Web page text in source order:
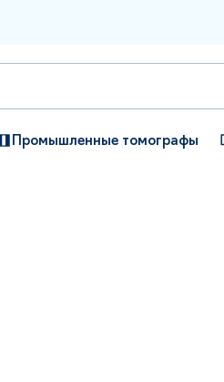
Промышленные томографы